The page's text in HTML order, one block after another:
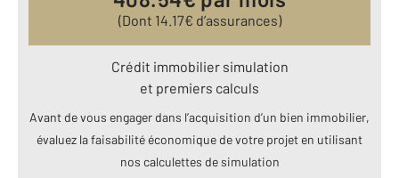
(Dont 14.17€ d’assurances)
Crédit immobilier simulation
et premiers calculs
Avant de vous engager dans l’acquisition d’un bien immobilier,
évaluez la faisabilité économique de votre projet en utilisant
nos calculettes de simulation